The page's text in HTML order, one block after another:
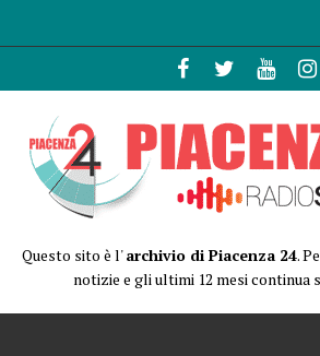
Questo sito è l'archivio di Piacenza 24.
notizie e gli ultimi 12 mesi continua